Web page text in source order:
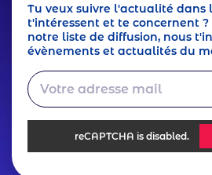
Tu veux suivre l'actualité dans
t'intéressent et te concernent
notre liste de diffusion, nous
évènements et actualités du
reCAPTCHA is disabled.